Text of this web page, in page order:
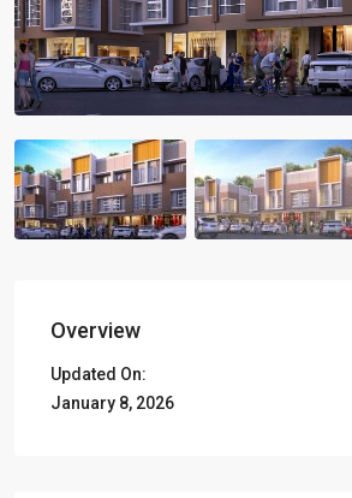
Overview
Updated On:
January 8, 2026